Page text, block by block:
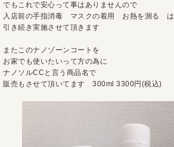
でもこれで安心って事はありませんので
入店前の手指消毒 マスクの着用 お熱を測る は
引き続き実施させて頂きます
またこのナノゾーンコートを
お家でも使いたいって方の為に
ナノソルCCと言う商品名で
販売もさせて頂いてます 300ml 3300円(税込)